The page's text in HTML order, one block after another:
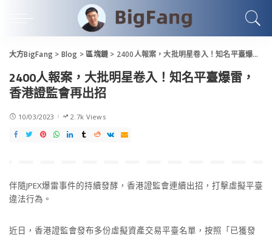
大方BigFang > Blog >區塊鏈 > 2400人報案，大批明星卷入！知名平臺爆雷，香港證監會再出招
2400人報案，大批明星卷入！知名平臺爆雷，
香港證監會再出招
10/03/2023 2.7k Views
伴隨JPEX爆雷事件的持續發酵，香港證監會連續出招，打擊虛擬平臺
違法行為。
近日，香港證監會發布多份虛擬資產交易平臺名單，按照「已獲發